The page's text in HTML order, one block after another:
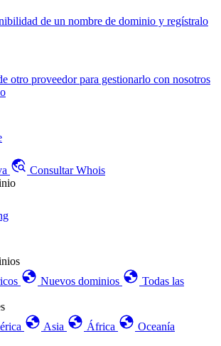
de un nombre de dominio y regístralo
otro proveedor para gestionarlo con nosotros
Consultar Whois
Nuevos dominios
Todas las
Asia África
Oceanía